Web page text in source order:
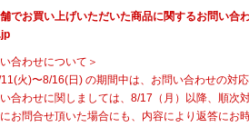
でお買い上げいただいた商品に関するお問い合
合わせについて＞
火)〜8/16(日) の期間中は、お問い合わせの対応
合わせに関しましては、8/17（月）以降、順次対
お問合せ頂いた場合にも、内容により返答にお